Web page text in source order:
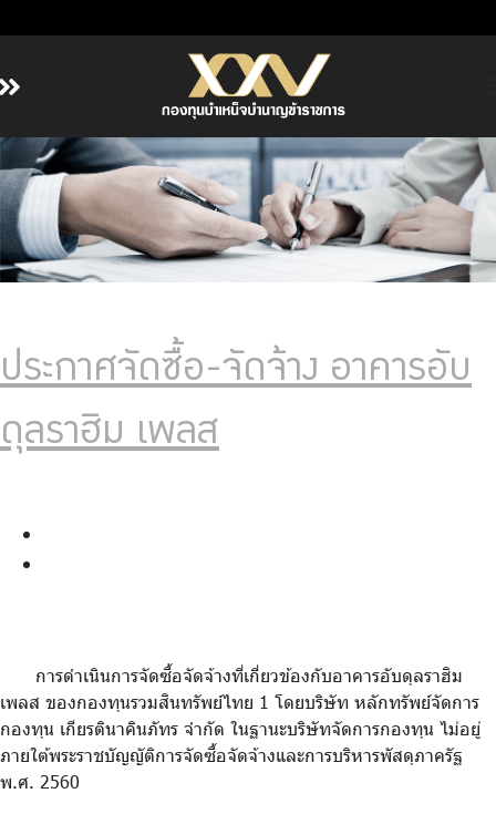
หน้าหลัก
เกี่ยวกับ กบข.
บริการสมาชิก
ลงทุน
รายงานผลการดำเนินงาน
จัดซื้อจัดจ้าง
ไทย | Eng
ประกาศจัดซื้อ-จัดจ้าง อาคารอับ
ดุลราฮิม เพลส
การดำเนินการจัดซื้อจัดจ้างที่เกี่ยวข้องกับอาคารอับดุลราฮิม
เพลส ของกองทุนรวมสินทรัพย์ไทย 1 โดยบริษัท หลักทรัพย์จัดการ
กองทุน เกียรตินาคินภัทร จำกัด ในฐานะบริษัทจัดการกองทุน ไม่อยู่
ภายใต้พระราชบัญญัติการจัดซื้อจัดจ้างและการบริหารพัสดุภาครัฐ
พ.ศ. 2560